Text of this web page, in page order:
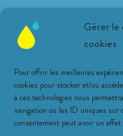
Gérer le
cookies
Pour offrir les meilleures
cookies pour stocker et/ou
à ces technologies nous
navigation ou les ID uniques sur
consentement peut avoir un